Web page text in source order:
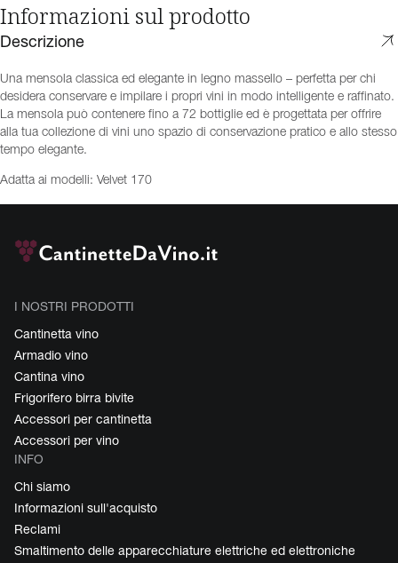
Informazioni sul prodotto
Descrizione
Una mensola classica ed elegante in legno massello – perfetta per chi
desidera conservare e impilare i propri vini in modo intelligente e raffinato.
La mensola può contenere fino a 72 bottiglie ed è progettata per offrire
alla tua collezione di vini uno spazio di conservazione pratico e allo stesso
tempo elegante.
Adatta ai modelli: Velvet 170
I NOSTRI PRODOTTI
Cantinetta vino
Armadio vino
Cantina vino
Frigorifero birra bivite
Accessori per cantinetta
Accessori per vino
INFO
Chi siamo
Informazioni sull'acquisto
Reclami
Smaltimento delle apparecchiature elettriche ed elettroniche